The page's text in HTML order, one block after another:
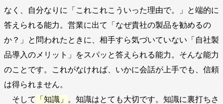
なく、自分なりに「これこれこういった理由で。」と端的に
答えられる能力。営業に出て「なぜ貴社の製品を勧めるの
か？」と問われたときに、相手すら気づいていない「自社製
品導入のメリット」をスパッと答えられる能力。そんな能力
のことです。これがなければ、いかに会話が上手でも、信頼
は得られません。
そして
「知識」
。知識はとても大切です。知識に裏打ちさ